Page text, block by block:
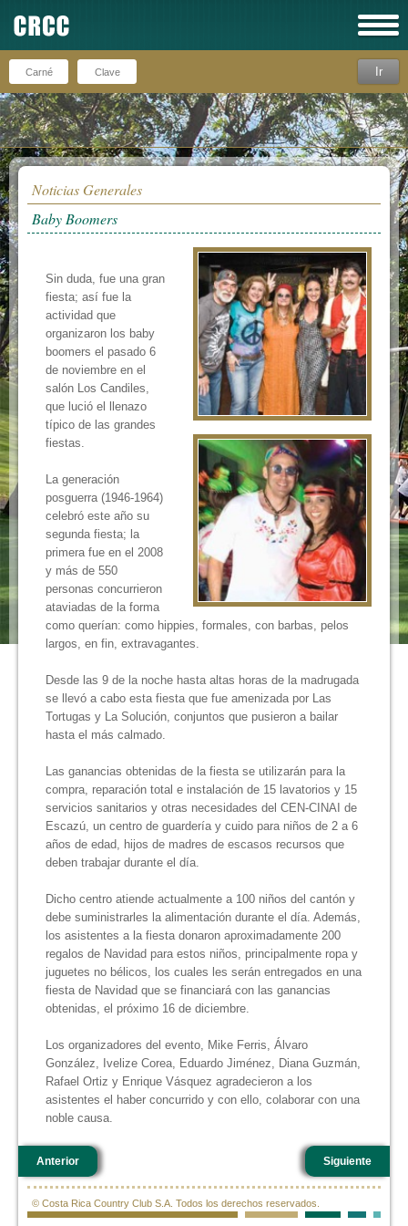
Recuérdeme
Ir
Noticias Generales
Baby Boomers
Sin duda, fue una gran
fiesta; así fue la
actividad que
organizaron los baby
boomers el pasado 6
de noviembre en el
salón Los Candiles,
que lució el llenazo
típico de las grandes
fiestas.
La generación
posguerra (1946-1964)
celebró este año su
segunda fiesta; la
primera fue en el 2008
y más de 550
personas concurrieron
ataviadas de la forma
como querían: como hippies, formales, con barbas, pelos
largos, en fin, extravagantes.
Desde las 9 de la noche hasta altas horas de la madrugada
se llevó a cabo esta fiesta que fue amenizada por Las
Tortugas y La Solución, conjuntos que pusieron a bailar
hasta el más calmado.
Las ganancias obtenidas de la fiesta se utilizarán para la
compra, reparación total e instalación de 15 lavatorios y 15
servicios sanitarios y otras necesidades del CEN-CINAI de
Escazú, un centro de guardería y cuido para niños de 2 a 6
años de edad, hijos de madres de escasos recursos que
deben trabajar durante el día.
Dicho centro atiende actualmente a 100 niños del cantón y
debe suministrarles la alimentación durante el día. Además,
los asistentes a la fiesta donaron aproximadamente 200
regalos de Navidad para estos niños, principalmente ropa y
juguetes no bélicos, los cuales les serán entregados en una
fiesta de Navidad que se financiará con las ganancias
obtenidas, el próximo 16 de diciembre.
Los organizadores del evento, Mike Ferris, Álvaro
González, Ivelize Corea, Eduardo Jiménez, Diana Guzmán,
Rafael Ortiz y Enrique Vásquez agradecieron a los
asistentes el haber concurrido y con ello, colaborar con una
noble causa.
Anterior Siguiente
© Costa Rica Country Club S.A. Todos los derechos reservados.